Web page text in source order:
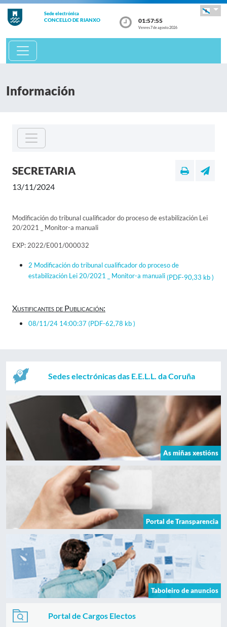
Sede electrónica
CONCELLO DE RIANXO 01:57:55
Venres 7 de agosto 2026
Información
SECRETARIA
13/11/2024
Modificación do tribunal cualificador do proceso de estabilización Lei
20/2021 _ Monitor-a manuali
EXP: 2022/E001/000032
2 Modificación do tribunal cualificador do proceso de
estabilización Lei 20/2021 _ Monitor-a manuali(PDF-90,33 kb )
Xustificantes de Publicación:
08/11/24 14:00:37 (PDF-62,78 kb )
Sedes electrónicas das E.E.L.L. da Coruña
As miñas xestións
Portal de Transparencia
Taboleiro de anuncios
Portal de Cargos Electos